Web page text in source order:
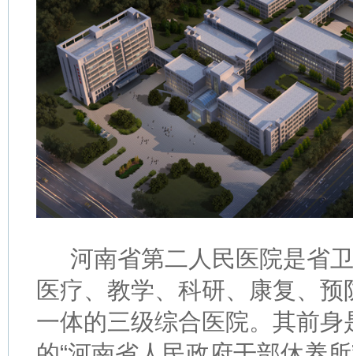
河南省第二人民医院是省
医疗、教学、科研、康复、
一体的三级综合医院。其前